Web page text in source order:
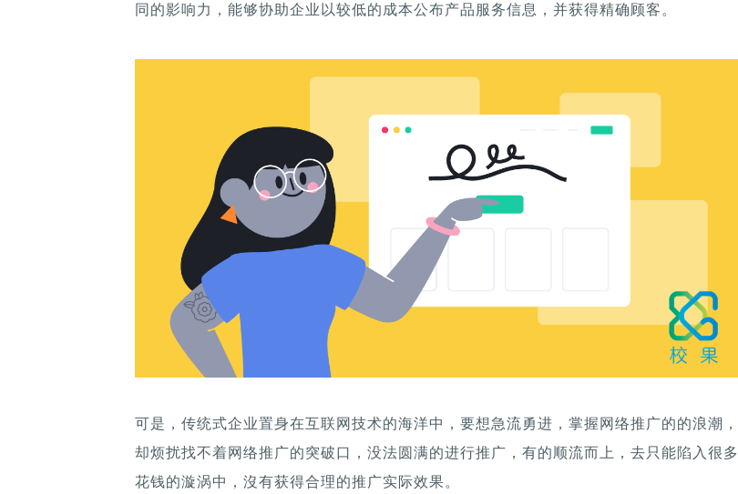
同的影响力，能够协助企业以较低的成本公布产品服务信息，并获得精确顾客。
可是，传统式企业置身在互联网技术的海洋中，要想急流勇进，掌握网络推广的的浪潮，
却烦扰找不着网络推广的突破口，没法圆满的进行推广，有的顺流而上，去只能陷入很多
花钱的漩涡中，沒有获得合理的推广实际效果。